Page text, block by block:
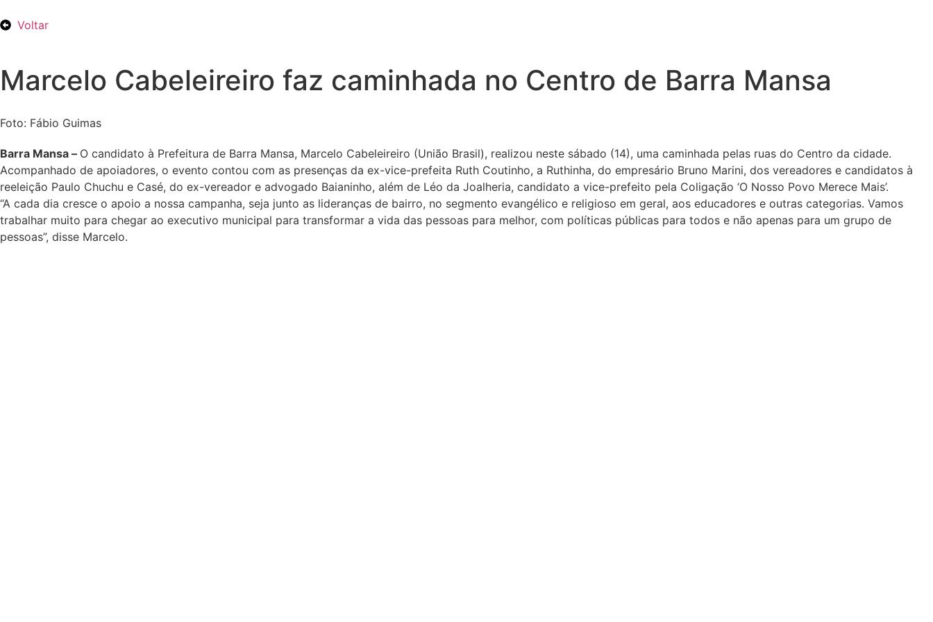
Voltar
Marcelo Cabeleireiro faz caminhada no Centro de Barra Mansa
Foto: Fábio Guimas
Barra Mansa – O candidato à Prefeitura de Barra Mansa, Marcelo Cabeleireiro (União Brasil), realizou neste sábado (14), uma caminhada pelas ruas do Centro da cidade.
Acompanhado de apoiadores, o evento contou com as presenças da ex-vice-prefeita Ruth Coutinho, a Ruthinha, do empresário Bruno Marini, dos vereadores e candidatos à
reeleição Paulo Chuchu e Casé, do ex-vereador e advogado Baianinho, além de Léo da Joalheria, candidato a vice-prefeito pela Coligação ‘O Nosso Povo Merece Mais’.
“A cada dia cresce o apoio a nossa campanha, seja junto as lideranças de bairro, no segmento evangélico e religioso em geral, aos educadores e outras categorias. Vamos
trabalhar muito para chegar ao executivo municipal para transformar a vida das pessoas para melhor, com políticas públicas para todos e não apenas para um grupo de
pessoas”, disse Marcelo.